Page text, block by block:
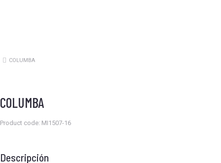
Estás aquí:
COLUMBA
COLUMBA
Product code: MI1507-16
Descripción